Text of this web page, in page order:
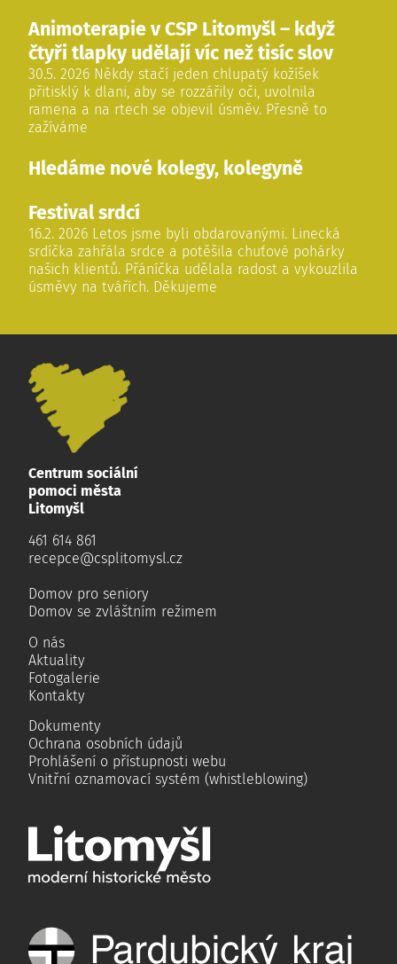
Animoterapie v CSP Litomyšl – když
čtyři tlapky udělají víc než tisíc slov
30.5. 2026 Někdy stačí jeden chlupatý kožíšek
přitisklý k dlani, aby se rozzářily oči, uvolnila
ramena a na rtech se objevil úsměv. Přesně to
zažíváme
Hledáme nové kolegy, kolegyně
Festival srdcí
16.2. 2026 Letos jsme byli obdarovanými. Linecká
srdíčka zahřála srdce a potěšila chuťové pohárky
našich klientů. Přáníčka udělala radost a vykouzlila
úsměvy na tvářích. Děkujeme
Centrum sociální
pomoci města
Litomyšl
461 614 861
recepce@csplitomysl.cz
Domov pro seniory
Domov se zvláštním režimem
O nás
Aktuality
Fotogalerie
Kontakty
Dokumenty
Ochrana osobních údajů
Prohlášení o přístupnosti webu
Vnitřní oznamovací systém (whistleblowing)